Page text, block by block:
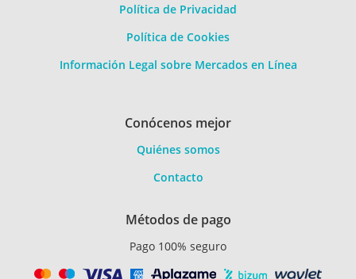
Política de Privacidad
Política de Cookies
Información Legal sobre Mercados en Línea
Conócenos mejor
Quiénes somos
Contacto
Métodos de pago
Pago 100% seguro